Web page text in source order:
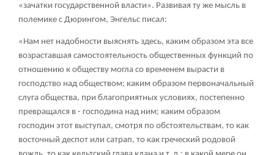
«зачатки государственной власти». Развивая ту же мысль в
полемике с Дюрингом, Энгельс писал:
«Нам нет надобности выяснять здесь, каким образом эта все
возраставшая самостоятельность общественных функций по
отношению к обществу могла со временем вырасти в
господство над обществом; каким образом первоначальный
слуга общества, при благоприятных условиях, постепенно
превращался в - господина над ним; каким образом
господин этот выступал, смотря по обстоятельствам, то как
восточный деспот или сатрап, то как греческий родовой